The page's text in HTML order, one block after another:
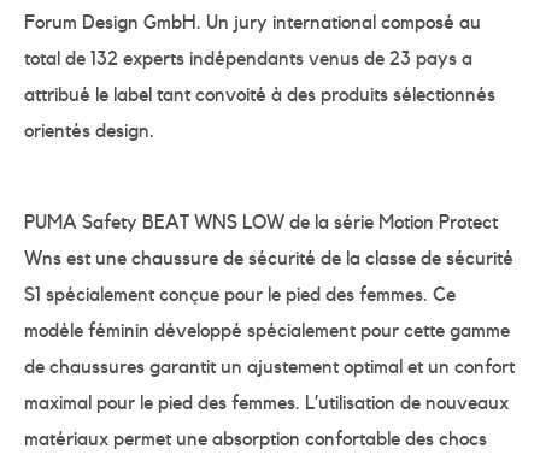
Forum Design GmbH. Un jury international composé au
total de 132 experts indépendants venus de 23 pays a
attribué le label tant convoité à des produits sélectionnés
orientés design.
PUMA Safety BEAT WNS LOW de la série Motion Protect
Wns est une chaussure de sécurité de la classe de sécurité
S1 spécialement conçue pour le pied des femmes. Ce
modèle féminin développé spécialement pour cette gamme
de chaussures garantit un ajustement optimal et un confort
maximal pour le pied des femmes. L’utilisation de nouveaux
matériaux permet une absorption confortable des chocs